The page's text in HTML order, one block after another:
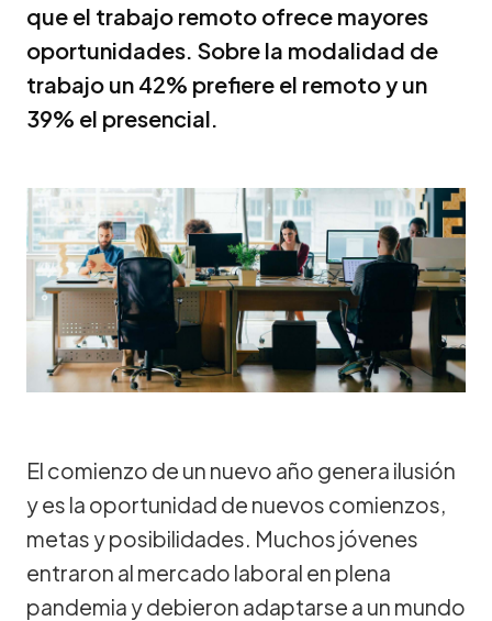
que el trabajo remoto ofrece mayores
oportunidades. Sobre la modalidad de
trabajo un 42% prefiere el remoto y un
39% el presencial.
El comienzo de un nuevo año genera ilusión
y es la oportunidad de nuevos comienzos,
metas y posibilidades. Muchos jóvenes
entraron al mercado laboral en plena
pandemia y debieron adaptarse a un mundo